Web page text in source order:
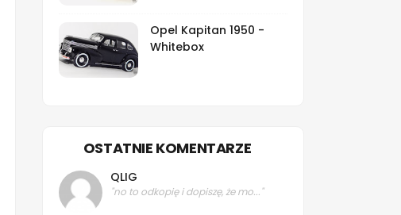
Opel Kapitan 1950 -
Whitebox
OSTATNIE KOMENTARZE
QLIG
"no to odkopię i dopiszę, że mo..."